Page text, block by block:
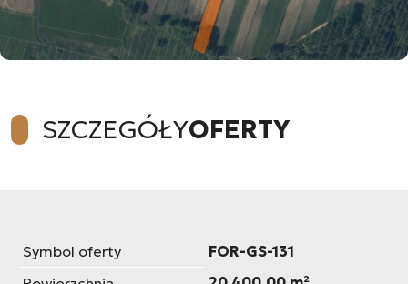
SZCZEGÓŁYOFERTY
Symbol oferty
FOR-GS-131